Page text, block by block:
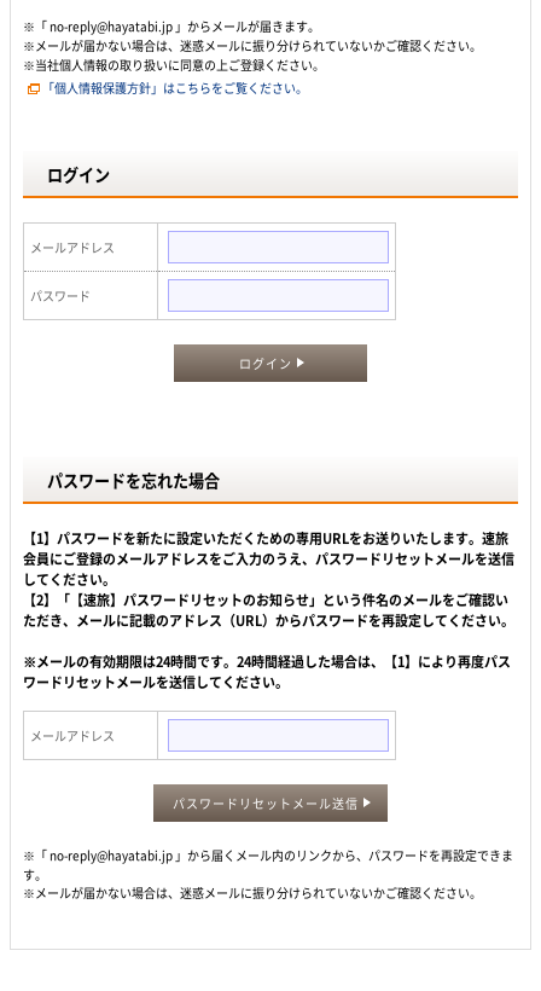
※「 no-reply@hayatabi.jp 」からメールが届きます。
※メールが届かない場合は、迷惑メールに振り分けられていないかご確認ください。
※当社個人情報の取り扱いに同意の上ご登録ください。
「個人情報保護方針」はこちらをご覧ください。
ログイン
メールアドレス
パスワード
ログイン
パスワードを忘れた場合
【1】パスワードを新たに設定いただくための専用URLをお送りいたします。速旅
会員にご登録のメールアドレスをご入力のうえ、パスワードリセットメールを送信
してください。
【2】「【速旅】パスワードリセットのお知らせ」という件名のメールをご確認い
ただき、メールに記載のアドレス（URL）からパスワードを再設定してください。
※メールの有効期限は24時間です。24時間経過した場合は、【1】により再度パス
ワードリセットメールを送信してください。
メールアドレス
パスワードリセットメール送信
※「 no-reply@hayatabi.jp 」から届くメール内のリンクから、パスワードを再設定できま
す。
※メールが届かない場合は、迷惑メールに振り分けられていないかご確認ください。